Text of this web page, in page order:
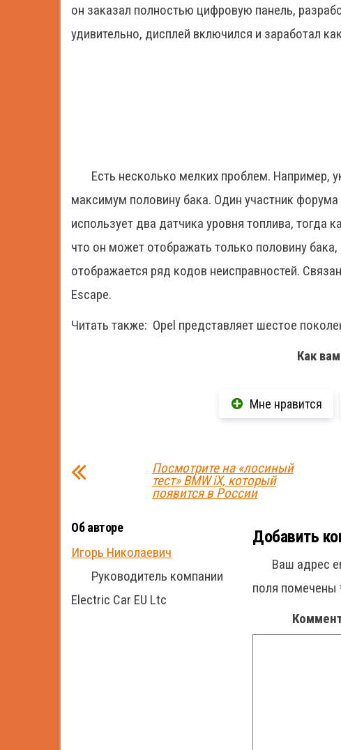
он заказал полностью цифровую панель,
удивительно, дисплей включился и заработал
Есть несколько мелких проблем. Например,
максимум половину бака. Один участник форума
использует два датчика уровня топлива, тогда
что он может отображать только половину
отображается ряд кодов неисправностей.
Escape.
Читать также: Opel представляет шестое
Как
Мне нравится
Посмотрите на «лосиный
тест» BMW iX, который
появится в России
Об авторе
Игорь Николаевич
Руководитель компании
Electric Car EU Ltc
Добавить
Ваш адрес
поля помечены